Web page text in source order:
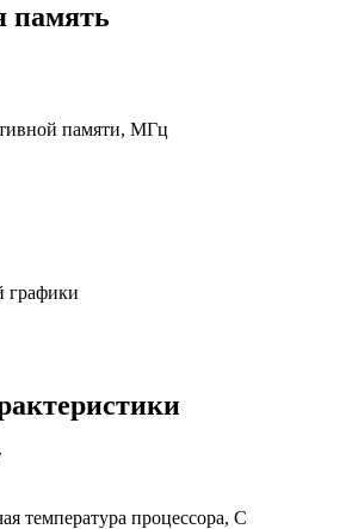
память
памяти, МГц
графики
температура процессора, C